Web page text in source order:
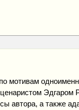
мотивам
автора, а также